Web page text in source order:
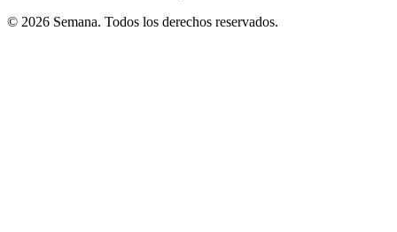
© 2026 Semana. Todos los derechos reservados.